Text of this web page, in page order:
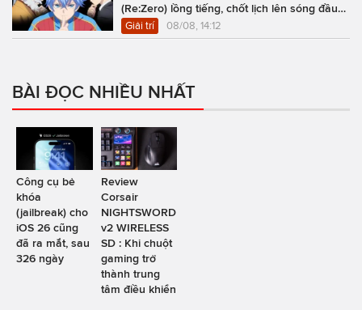
(Re:Zero) lồng tiếng, chốt lịch lên sóng đầu
năm 2027
Giải trí 08/08, 14:12
BÀI ĐỌC NHIỀU NHẤT
Công cụ bẻ
khóa
(jailbreak) cho
iOS 26 cũng
đã ra mắt, sau
326 ngày
Review
Corsair
NIGHTSWORD
v2 WIRELESS
SD : Khi chuột
gaming trở
thành trung
tâm điều khiển